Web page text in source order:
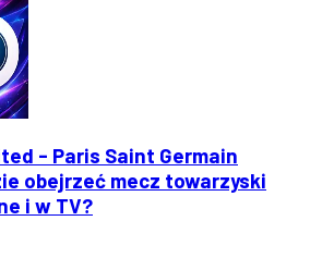
- Paris Saint Germain
obejrzeć mecz towarzyski
i w TV?